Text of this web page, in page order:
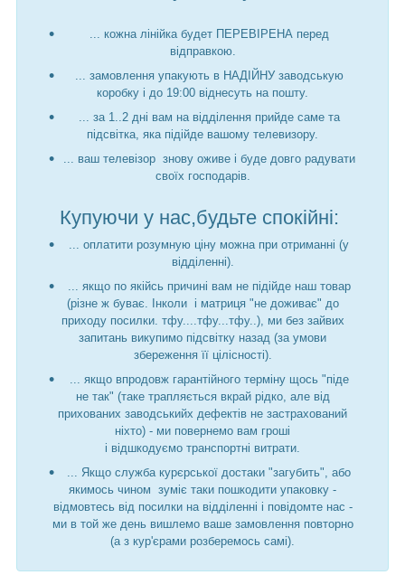
... кожна лінійка будет ПЕРЕВІРЕНА перед
відправкою.
... замовлення упакують в НАДІЙНУ заводськую
коробку і до 19:00 віднесуть на пошту.
... за 1..2 дні вам на відділення прийде саме та
підсвітка, яка підійде вашому телевизору.
... ваш телевізор знову оживе і буде довго радувати
своїх господарів.
Купуючи у нас,будьте спокійні:
... оплатити розумную ціну можна при отриманні (у
відділенні).
... якщо по якійсь причині вам не підійде наш товар
(різне ж буває. Інколи і матриця "не доживає" до
приходу посилки. тфу....тфу...тфу..), ми без зайвих
запитань викупимо підсвітку назад (за умови
збереження її цілісності).
... якщо впродовж гарантійного терміну щось "піде
не так" (таке трапляється вкрай рідко, але від
прихованих заводськийх дефектів не застрахований
ніхто) - ми повернемо вам гроші
і відшкодуємо транспортні витрати.
... Якщо служба курєрської достаки "загубить", або
якимось чином зуміє таки пошкодити упаковку -
відмовтесь від посилки на відділенні і повідомте нас -
ми в той же день вишлемо ваше замовлення повторно
(а з кур'єрами розберемось самі).